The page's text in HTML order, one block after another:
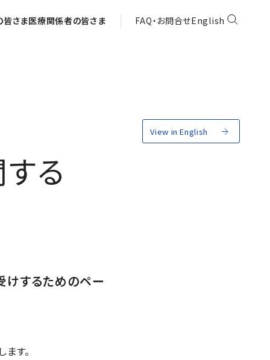
皆さま医療関係者の皆さま FAQ・お問合せEnglish
View in English
る
けするためのペー
す。